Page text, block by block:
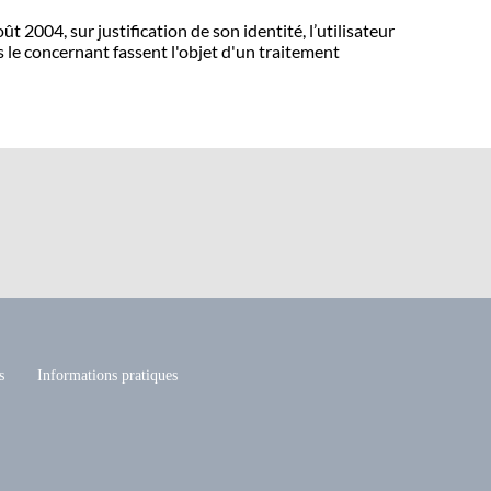
2004, sur justification de son identité, l’utilisateur
le concernant fassent l'objet d'un traitement
Informations pratiques